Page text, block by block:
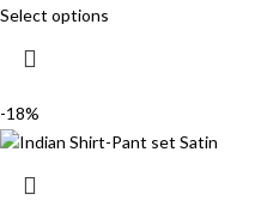
Select options
-18%